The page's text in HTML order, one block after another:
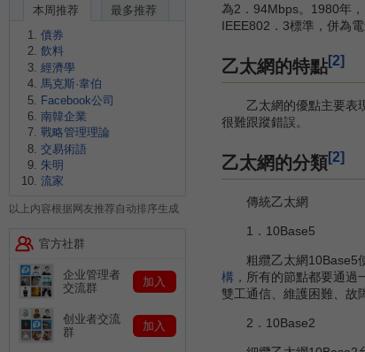
為2．94Mbps。1980年
IEEE802．3標準，併為
乙太網的特點[2]
乙太網的優點主要表現
很難跟蹤錯誤。
乙太網的分類[2]
傳統乙太網
1．10Base5
粗纜乙太網10Base5使
構 ，所有的節點都要通
雙工通信、維護困難、故
2．10Base2
本周推荐
最多推荐
債券
飲料
經濟學
馬克斯·韋伯
Facebook公司
南韓企業
戰略管理理論
交易術語
朱明
流家
以上内容根据网友推荐自动排序生成
官方社群
企业管理者
交流群
加入
创业者交流
群
加入